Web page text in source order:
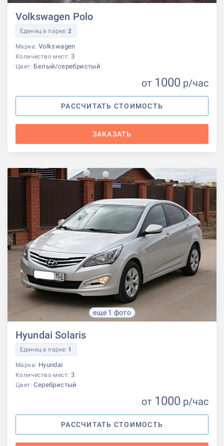
Volkswagen Polo
Единиц в парке:2
Марка: Volkswagen
Количество мест: 3
Цвет: Белый/серебристый
от 1000 р/час
РАССЧИТАТЬ СТОИМОСТЬ
ЗАКАЗАТЬ
еще 1 фото
Hyundai Solaris
Единиц в парке: 1
Марка: Hyundai
Количество мест: 3
Цвет:Серебристый
от 1000 р/час
РАССЧИТАТЬ СТОИМОСТЬ